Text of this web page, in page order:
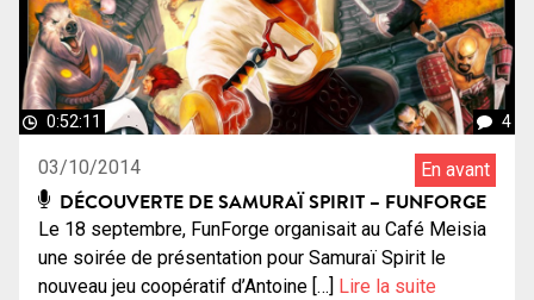
0:52:11 4
03/10/2014 En avant
DÉCOUVERTE DE SAMURAÏ SPIRIT – FUNFORGE
Le 18 septembre, FunForge organisait au Café Meisia
une soirée de présentation pour Samuraï Spirit le
nouveau jeu coopératif d’Antoine […] Lire la suite